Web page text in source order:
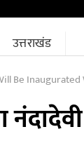
उत्तराखंड
Be